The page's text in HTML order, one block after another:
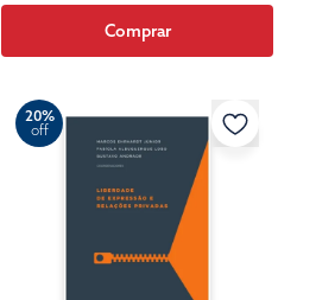
Comprar
20%
off